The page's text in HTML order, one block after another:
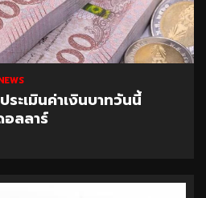
ะเมินค่าเงินบาทวันนี้
ลลาร์